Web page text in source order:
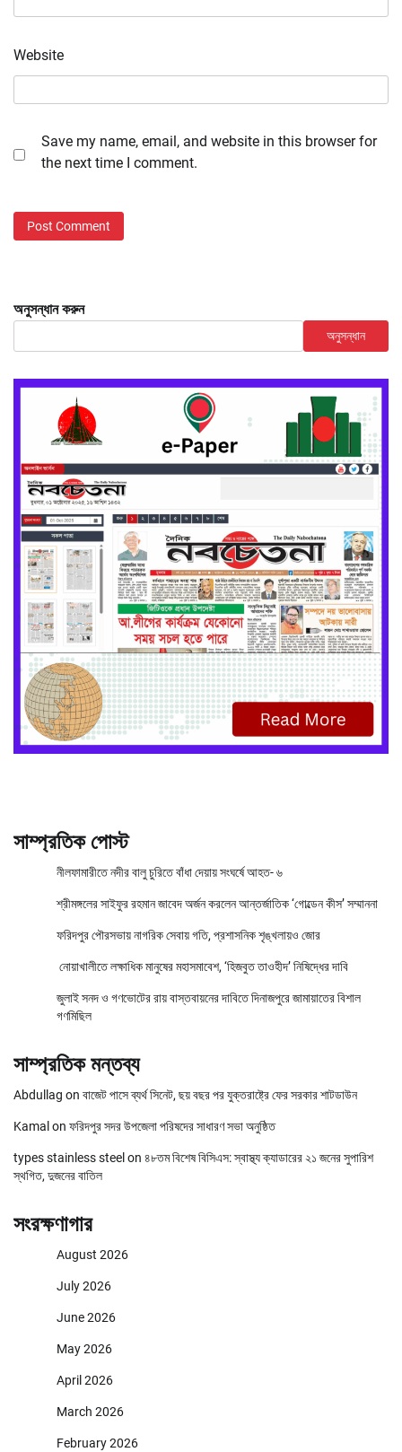
Website
Save my name, email, and website in this browser for
the next time I comment.
অনুসন্ধান করুন
অনুসন্ধান
সাম্প্রতিক পোস্ট
নীলফামারীতে নদীর বালু চুরিতে বাঁধা দেয়ায় সংঘর্ষে আহত- ৬
শ্রীমঙ্গলের সাইফুর রহমান জাবেদ অর্জন করলেন আন্তর্জাতিক ‘গোল্ডেন কীস’ সম্মাননা
ফরিদপুর পৌরসভায় নাগরিক সেবায় গতি, প্রশাসনিক শৃঙ্খলায়ও জোর
নোয়াখালীতে লক্ষাধিক মানুষের মহাসমাবেশ, ‘হিজবুত তাওহীদ’ নিষিদ্ধের দাবি
জুলাই সনদ ও গণভোটের রায় বাস্তবায়নের দাবিতে দিনাজপুরে জামায়াতের বিশাল
গণমিছিল
সাম্প্রতিক মন্তব্য
Abdullag on বাজেট পাসে ব্যর্থ সিনেট, ছয় বছর পর যুক্তরাষ্ট্রে ফের সরকার শাটডাউন
Kamal on ফরিদপুর সদর উপজেলা পরিষদের সাধারণ সভা অনুষ্ঠিত
types stainless steel on ৪৮তম বিশেষ বিসিএস: স্বাস্থ্য ক্যাডারের ২১ জনের সুপারিশ
স্থগিত, দুজনের বাতিল
সংরক্ষণাগার
August 2026
July 2026
June 2026
May 2026
April 2026
March 2026
February 2026